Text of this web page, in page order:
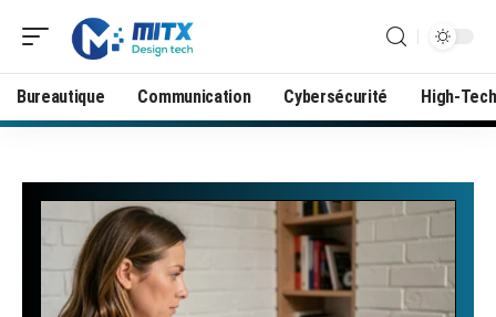
Bureautique Communication Cybersécurité High-Tech